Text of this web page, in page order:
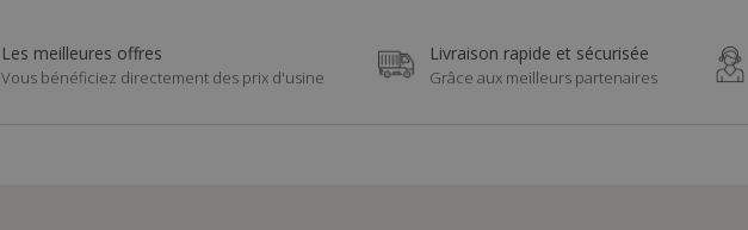
Les meilleures offres
Vous bénéficiez directement des prix d'usine
Livraison rapide et sécurisée
Grâce aux meilleurs partenaires